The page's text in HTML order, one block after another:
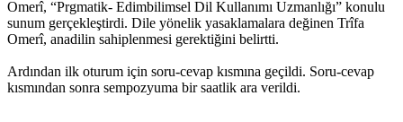
Omerî, “Prgmatik- Edimbilimsel Dil Kullanımı Uzmanlığı” konulu
sunum gerçekleştirdi. Dile yönelik yasaklamalara değinen Trîfa
Omerî, anadilin sahiplenmesi gerektiğini belirtti.
Ardından ilk oturum için soru-cevap kısmına geçildi. Soru-cevap
kısmından sonra sempozyuma bir saatlik ara verildi.